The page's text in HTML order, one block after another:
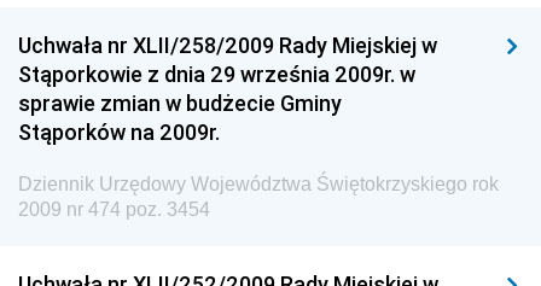
Dziennik Urzędowy Ministra Kultury, Dziedzictwa
Narodowego i Sportu
Dziennik Urzędowy Ministra Rodziny i Polityki
Społecznej
Dziennik Urzędowy Komendy Głównej Straży
Granicznej
Drogowego
Uchwała nr XLII/258/2009 Rady Miejskiej w
Stąporkowie z dnia 29 września 2009r. w
sprawie zmian w budżecie Gminy
Stąporków na 2009r.
Dziennik Urzędowy Województwa Świętokrzyskiego rok
2009 nr 474 poz. 3454